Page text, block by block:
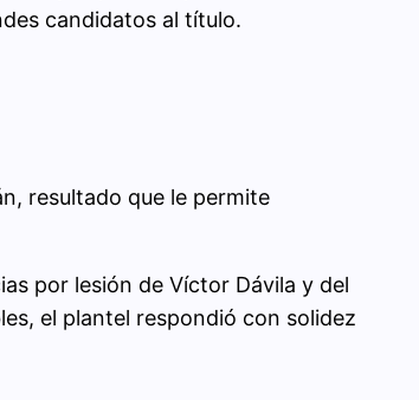
candidatos al título.
resultado que le permite
por lesión de Víctor Dávila y del
el plantel respondió con solidez